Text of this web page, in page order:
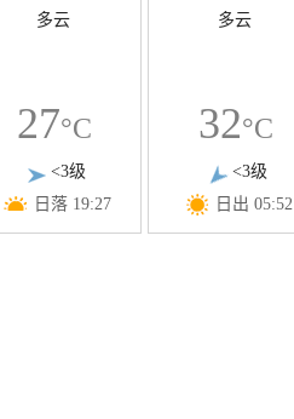
多云
27°C
<3级
日落 19:27
多云
32°C
<3级
日出 05:52